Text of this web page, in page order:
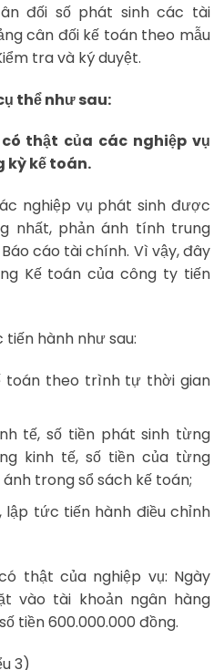
đối số phát sinh các tài
cân đối kế toán theo mẫu
tra và ký duyệt.
thể như sau:
thật của các nghiệp vụ
kỳ kế toán.
nghiệp vụ phát sinh được
nhất, phản ánh tính trung
cáo tài chính. Vì vậy, đây
Kế toán của công ty tiến
hành như sau:
toán theo trình tự thời gian
tế, số tiền phát sinh từng
kinh tế, số tiền của từng
trong sổ sách kế toán;
lập tức tiến hành điều chỉnh
thật của nghiệp vụ: Ngày
vào tài khoản ngân hàng
tiền 600.000.000 đồng.
3)